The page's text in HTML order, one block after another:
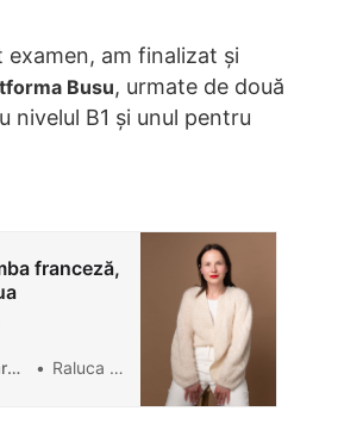
examen, am finalizat și
Busu, urmate de două
nivelul B1 și unul pentru
franceză,
Raluca Harabagiu Blog Raluca Harabagiu